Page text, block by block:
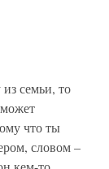
семьи, то
что ты
словом –